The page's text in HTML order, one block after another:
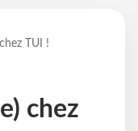
TUI !
chez